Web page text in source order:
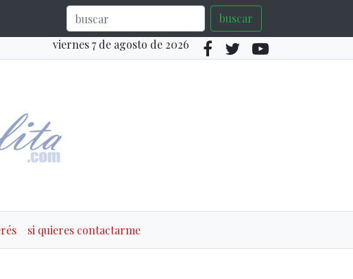
buscar
viernes 7 de agosto de 2026
si quieres contactarme